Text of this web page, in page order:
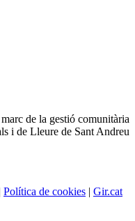
de la gestió comunitària
i de Lleure de Sant Andreu
Política de cookies | Gir.cat